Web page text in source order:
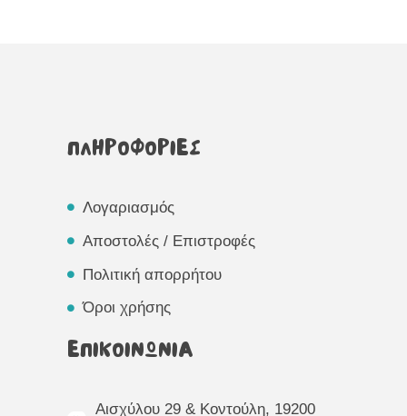
ΠΛΗΡΟΦΟΡΙΕΣ
Λογαριασμός
Αποστολές / Επιστροφές
Πολιτική απορρήτου
Όροι χρήσης
ΕΠΙΚΟΙΝΩΝΙΑ
Αισχύλου 29 & Κοντούλη, 19200